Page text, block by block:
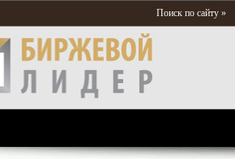
Поиск по сайту »